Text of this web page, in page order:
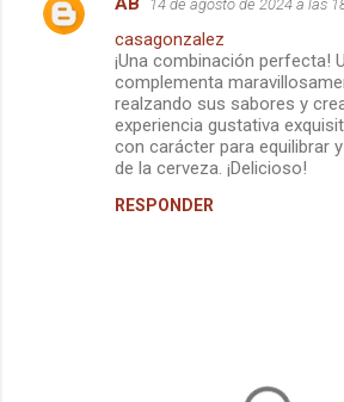
14 de agosto de 2024 a las
casagonzalez
¡Una combinación perfecta!
complementa
realzando sus sabores y
experiencia gustativa
con carácter para equilibrar
de la cerveza. ¡Delicioso!
RESPONDER